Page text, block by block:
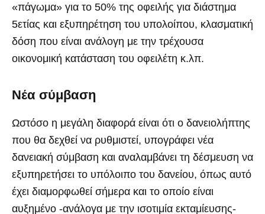
«πάγωμα» για το 50% της οφειλής για διάστημα
5ετίας και εξυπηρέτηση του υπολοίπου, κλασματική
δόση που είναι ανάλογη με την τρέχουσα
οικονομική κατάσταση του οφειλέτη κ.λπ.
Νέα σύμβαση
Ωστόσο η μεγάλη διαφορά είναι ότι ο δανειολήπτης
που θα δεχθεί να ρυθμιστεί, υπογράφει νέα
δανειακή σύμβαση και αναλαμβάνει τη δέσμευση να
εξυπηρετήσει το υπόλοιπο του δανείου, όπως αυτό
έχει διαμορφωθεί σήμερα και το οποίο είναι
αυξημένο -ανάλογα με την ισοτιμία εκταμίευσης-